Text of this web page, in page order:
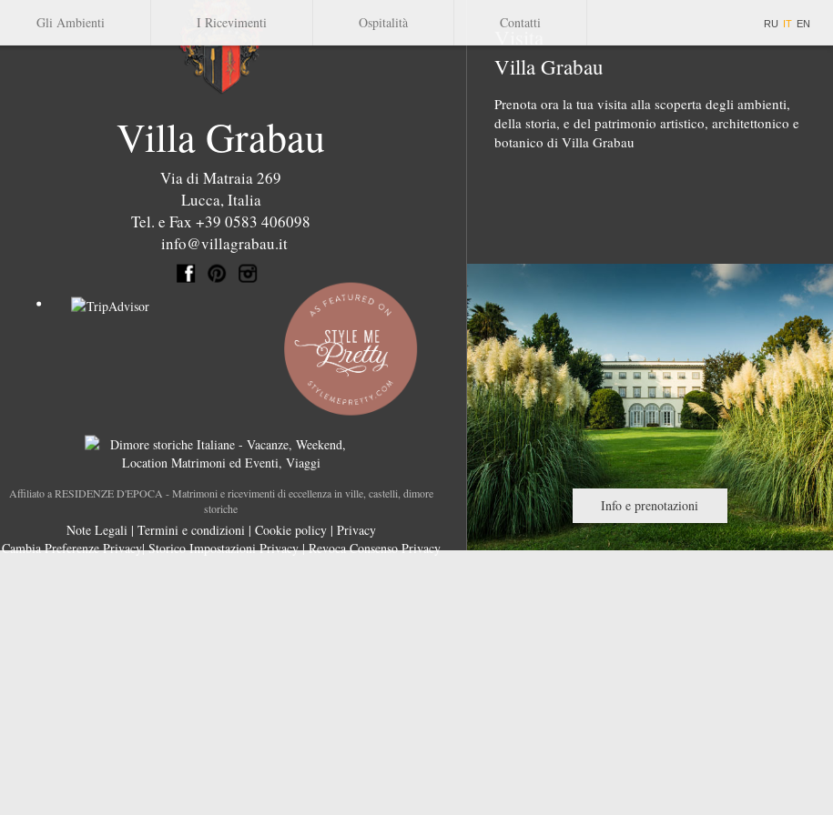
Gli Ambienti I Ricevimenti Ospitalità Contatti RU IT EN
Villa Grabau
Via di Matraia 269
Lucca, Italia
Tel. e Fax +39 0583 406098
info@villagrabau.it
Affiliato a RESIDENZE D'EPOCA - Matrimoni e ricevimenti di eccellenza in ville, castelli, dimore
storiche
Note Legali| Termini e condizioni| Cookie policy| Privacy
Cambia Preferenze Privacy|Storico Impostazioni Privacy|Revoca Consenso Privacy
Villa Grabau
Prenota ora la tua visita alla scoperta degli ambienti,
della storia, e del patrimonio artistico, architettonico e
botanico di Villa Grabau
Info e prenotazioni